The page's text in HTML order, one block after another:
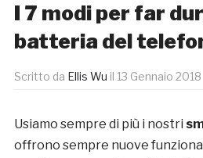
I 7 modi per far
batteria del
Scritto da Ellis Wu il 13 Gennaio 2018
Usiamo sempre di più i nostri
offrono sempre nuove